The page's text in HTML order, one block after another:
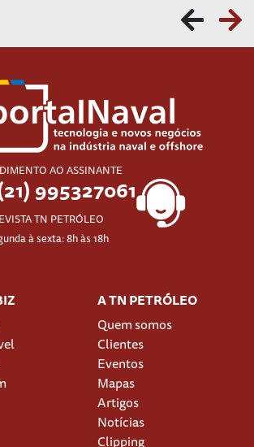
AO ASSINANTE
995327061
TN PETRÓLEO
à sexta: 8h às 18h
A TN PETRÓLEO
Quem somos
Clientes
Eventos
Mapas
Artigos
Notícias
Clipping